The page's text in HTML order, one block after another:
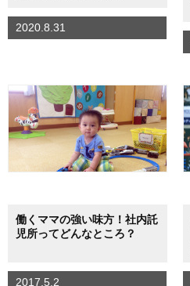
2020.8.31
働くママの強い味方！社内託
児所ってどんなところ？
2017.5.2